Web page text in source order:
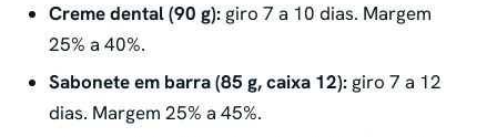
Creme dental (90 g): giro 7 a 10 dias. Margem
25% a 40%.
Sabonete em barra (85 g, caixa 12): giro 7 a 12
dias. Margem 25% a 45%.